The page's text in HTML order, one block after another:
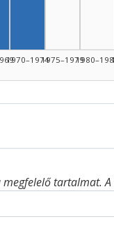
1970–19741975–1979
tartalmat.